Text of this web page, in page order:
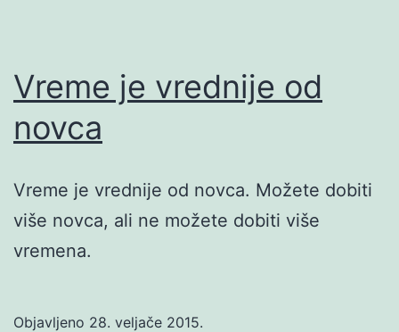
Vreme je vrednije od
novca
Vreme je vrednije od novca. Možete dobiti
više novca, ali ne možete dobiti više
vremena.
Objavljeno 28. veljače 2015.